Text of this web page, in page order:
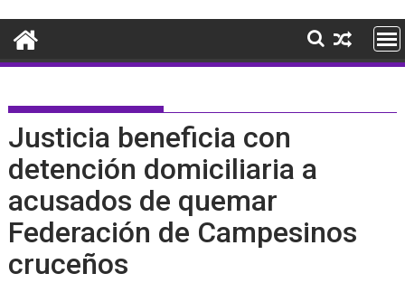
Justicia beneficia con
detención domiciliaria a
acusados de quemar
Federación de Campesinos
cruceños